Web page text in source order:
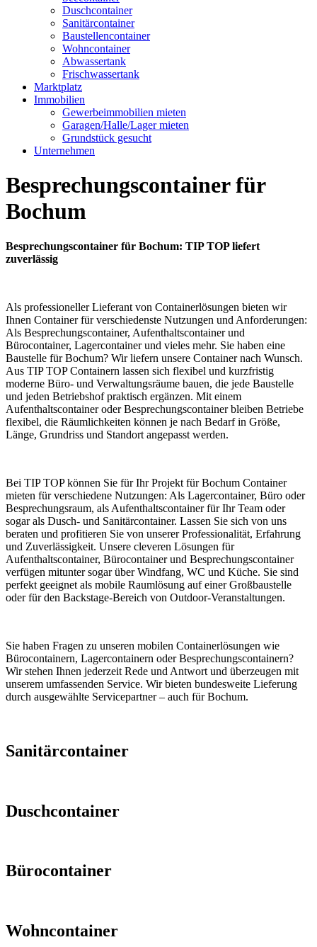
Duschcontainer
Sanitärcontainer
Baustellencontainer
Wohncontainer
Abwassertank
Frischwassertank
Marktplatz
Immobilien
Gewerbeimmobilien mieten
Garagen/Halle/Lager mieten
Grundstück gesucht
Unternehmen
Besprechungscontainer für
Bochum
Besprechungscontainer für Bochum: TIP TOP liefert
zuverlässig
Als professioneller Lieferant von Containerlösungen bieten wir
Ihnen Container für verschiedenste Nutzungen und Anforderungen:
Als Besprechungscontainer, Aufenthaltscontainer und
Bürocontainer, Lagercontainer und vieles mehr. Sie haben eine
Baustelle für Bochum? Wir liefern unsere Container nach Wunsch.
Aus TIP TOP Containern lassen sich flexibel und kurzfristig
moderne Büro- und Verwaltungsräume bauen, die jede Baustelle
und jeden Betriebshof praktisch ergänzen. Mit einem
Aufenthaltscontainer oder Besprechungscontainer bleiben Betriebe
flexibel, die Räumlichkeiten können je nach Bedarf in Größe,
Länge, Grundriss und Standort angepasst werden.
Bei TIP TOP können Sie für Ihr Projekt für Bochum Container
mieten für verschiedene Nutzungen: Als Lagercontainer, Büro oder
Besprechungsraum, als Aufenthaltscontainer für Ihr Team oder
sogar als Dusch- und Sanitärcontainer. Lassen Sie sich von uns
beraten und profitieren Sie von unserer Professionalität, Erfahrung
und Zuverlässigkeit. Unsere cleveren Lösungen für
Aufenthaltscontainer, Bürocontainer und Besprechungscontainer
verfügen mitunter sogar über Windfang, WC und Küche. Sie sind
perfekt geeignet als mobile Raumlösung auf einer Großbaustelle
oder für den Backstage-Bereich von Outdoor-Veranstaltungen.
Sie haben Fragen zu unseren mobilen Containerlösungen wie
Bürocontainern, Lagercontainern oder Besprechungscontainern?
Wir stehen Ihnen jederzeit Rede und Antwort und überzeugen mit
unserem umfassenden Service. Wir bieten bundesweite Lieferung
durch ausgewählte Servicepartner – auch für Bochum.
Sanitärcontainer
Duschcontainer
Bürocontainer
Wohncontainer